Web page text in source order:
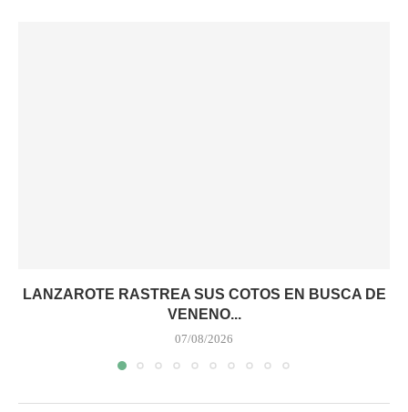
LANZAROTE RASTREA SUS COTOS EN BUSCA DE
VENENO...
07/08/2026